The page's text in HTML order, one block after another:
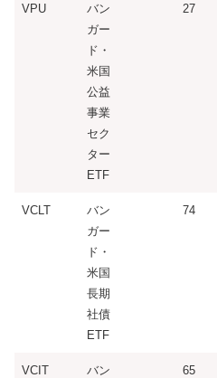
VPU
バン
ガー
ド・
米国
公益
事業
セク
ター
ETF
27
VCLT
バン
ガー
ド・
米国
長期
社債
ETF
74
VCIT
バン
65